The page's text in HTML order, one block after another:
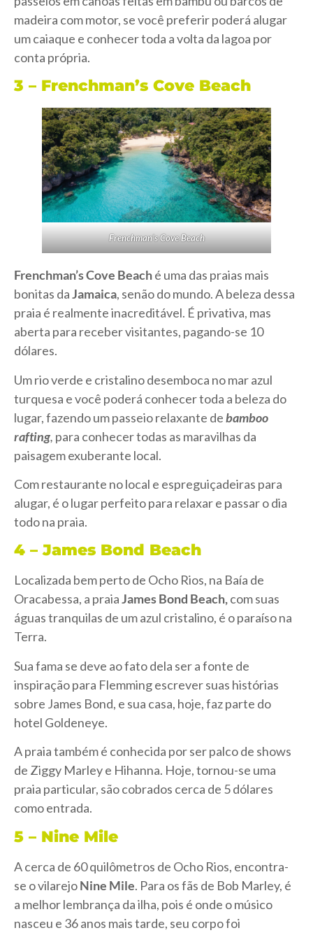
madeira com motor, se você preferir poderá alugar
um caiaque e conhecer toda a volta da lagoa por
conta própria.
3 – Frenchman’s Cove Beach
Frenchman’s Cove Beach
Frenchman’s Cove Beaché uma das praias mais
bonitas daJamaica, senão do mundo. A beleza dessa
praia é realmente inacreditável. É privativa, mas
aberta para receber visitantes, pagando-se 10
dólares.
Um rio verde e cristalino desemboca no mar azul
turquesa e você poderá conhecer toda a beleza do
lugar, fazendo um passeio relaxante debamboo
rafting, para conhecer todas as maravilhas da
paisagem exuberante local.
Com restaurante no local e espreguiçadeiras para
alugar, é o lugar perfeito para relaxar e passar o dia
todo na praia.
4 – James Bond Beach
Localizada bem perto de Ocho Rios, na Baía de
Oracabessa, a praiaJames Bond Beach,com suas
águas tranquilas de um azul cristalino, é o paraíso na
Terra.
Sua fama se deve ao fato dela ser a fonte de
inspiração para Flemming escrever suas histórias
sobre James Bond, e sua casa, hoje, faz parte do
hotel Goldeneye.
A praia também é conhecida por ser palco de shows
de Ziggy Marley e Hihanna. Hoje, tornou-se uma
praia particular, são cobrados cerca de 5 dólares
como entrada.
5 – Nine Mile
A cerca de 60 quilômetros de Ocho Rios, encontra-
se o vilarejoNine Mile. Para os fãs de Bob Marley, é
a melhor lembrança da ilha, pois é onde o músico
nasceu e 36 anos mais tarde, seu corpo foi